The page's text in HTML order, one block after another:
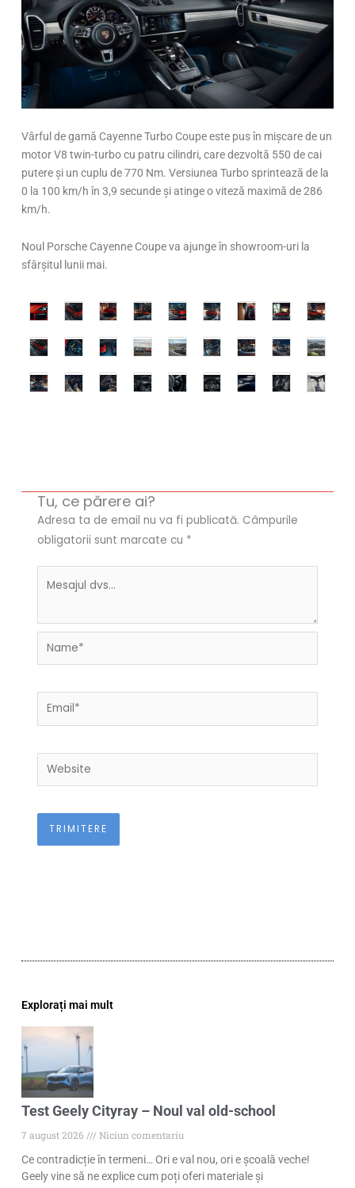
Vârful de gamă Cayenne Turbo Coupe este pus în mișcare de un
motor V8 twin-turbo cu patru cilindri, care dezvoltă 550 de cai
putere și un cuplu de 770 Nm. Versiunea Turbo sprintează de la
0 la 100 km/h în 3,9 secunde și atinge o viteză maximă de 286
km/h.
Noul Porsche Cayenne Coupe va ajunge în showroom-uri la
sfârșitul lunii mai.
Tu, ce părere ai?
Adresa ta de email nu va fi publicată. Câmpurile
obligatorii sunt marcate cu *
Name*
Email*
Website
Explorați mai mult
Test Geely Cityray – Noul val old-school
7 august 2026
Niciun comentariu
Ce contradicție în termeni… Ori e val nou, ori e școală veche!
Geely vine să ne explice cum poți oferi materiale și